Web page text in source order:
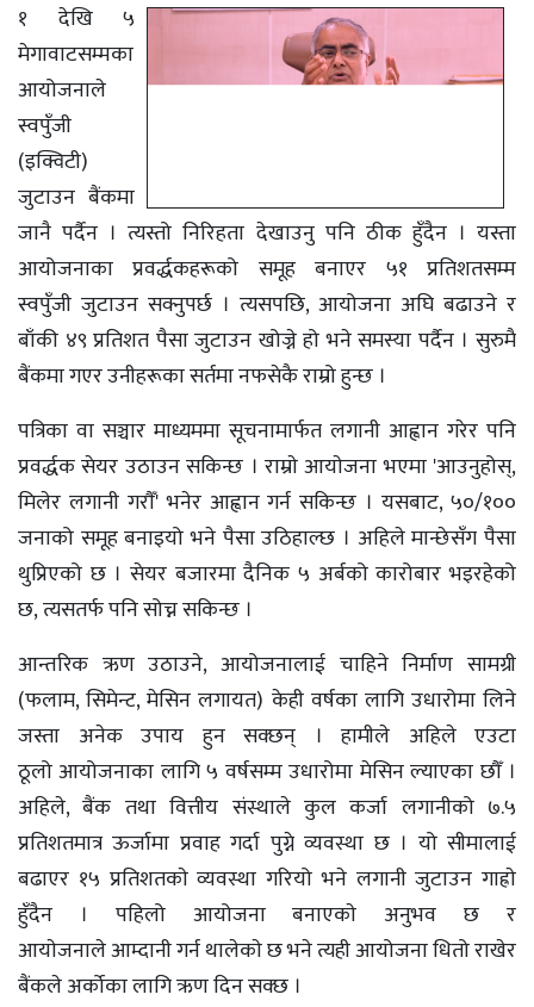
१ देखि ५
मेगावाटसम्मका
आयोजनाले
स्वपुँजी
(इक्विटी)
जुटाउन बैंकमा
जानै पर्दैन । त्यस्तो निरिहता देखाउनु पनि ठीक हुँदैन । यस्ता
आयोजनाका प्रवर्द्धकहरूको समूह बनाएर ५१ प्रतिशतसम्म
स्वपुँजी जुटाउन सक्नुपर्छ । त्यसपछि, आयोजना अघि बढाउने र
बाँकी ४९ प्रतिशत पैसा जुटाउन खोज्ने हो भने समस्या पर्दैन । सुरुमै
बैंकमा गएर उनीहरूका सर्तमा नफसेकै राम्रो हुन्छ ।
पत्रिका वा सञ्चार माध्यममा सूचनामार्फत लगानी आह्वान गरेर पनि
प्रवर्द्धक सेयर उठाउन सकिन्छ । राम्राे आयाेजना भएमा 'आउनुहोस्,
मिलेर लगानी गराैँ' भनेर आह्वान गर्न सकिन्छ । यसबाट, ५०/१००
जनाको समूह बनाइयो भने पैसा उठिहाल्छ । अहिले मान्छेसँग पैसा
थुप्रिएको छ । सेयर बजारमा दैनिक ५ अर्बको कारोबार भइरहेको
छ, त्यसतर्फ पनि सोच्न सकिन्छ ।
आन्तरिक ऋण उठाउने, आयोजनालाई चाहिने निर्माण सामग्री
(फलाम, सिमेन्ट, मेसिन लगायत) केही वर्षका लागि उधारोमा लिने
जस्ता अनेक उपाय हुन सक्छन् । हामीले अहिले एउटा
ठूलो आयोजनाका लागि ५ वर्षसम्म उधारोमा मेसिन ल्याएका छौँ ।
अहिले, बैंक तथा वित्तीय संस्थाले कुल कर्जा लगानीको ७.५
प्रतिशतमात्र ऊर्जामा प्रवाह गर्दा पुग्ने व्यवस्था छ । यो सीमालाई
बढाएर १५ प्रतिशतकाे व्यवस्था गरियो भने लगानी जुटाउन गाह्राे
हुँदैन । पहिलो आयोजना बनाएकाे अनुभव छ र
आयाेजनाले आम्दानी गर्न थालेकाे छ भने त्यही आयोजना धितो राखेर
बैंकले अर्कोका लागि ऋण दिन सक्छ ।